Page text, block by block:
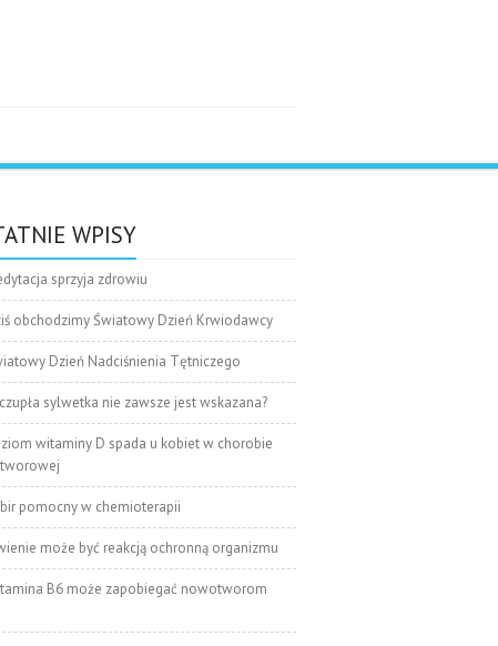
WPISY
sprzyja zdrowiu
obchodzimy Światowy Dzień Krwiodawcy
Dzień Nadciśnienia Tętniczego
sylwetka nie zawsze jest wskazana?
witaminy D spada u kobiet w chorobie
pomocny w chemioterapii
może być reakcją ochronną organizmu
B6 może zapobiegać nowotworom